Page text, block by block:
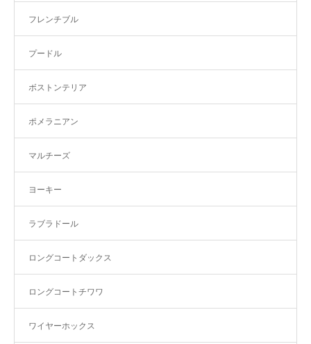
フレンチブル
プードル
ボストンテリア
ポメラニアン
マルチーズ
ヨーキー
ラブラドール
ロングコートダックス
ロングコートチワワ
ワイヤーホックス